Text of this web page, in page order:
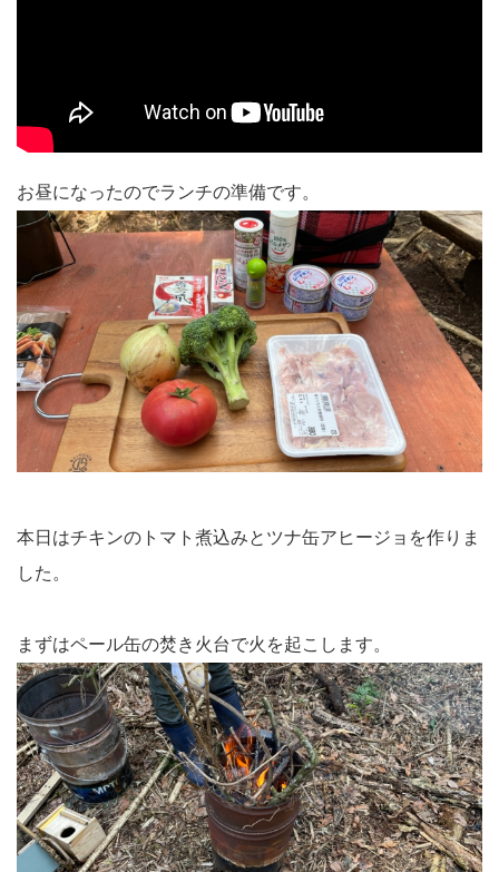
お昼になったのでランチの準備です。
本日はチキンのトマト煮込みとツナ缶アヒージョを作りま
した。
まずはペール缶の焚き火台で火を起こします。